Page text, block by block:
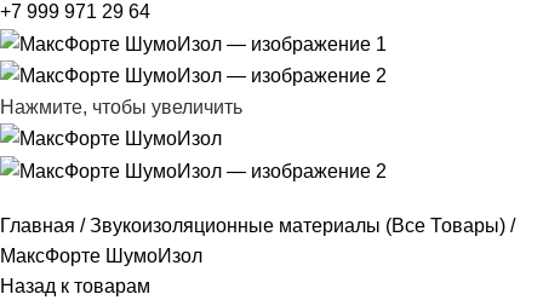
+7 999 971 29 64
Нажмите, чтобы увеличить
Главная
Звукоизоляционные материалы (Все Товары)
МаксФорте ШумоИзол
Назад к товарам